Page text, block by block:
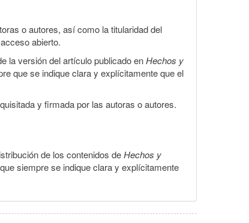
o autores, así como la titularidad del
abierto.
la versión del artículo publicado enHechos y
que se indique clara y explícitamente que el
y firmada por las autoras o autores.
de los contenidos deHechos y
siempre se indique clara y explícitamente